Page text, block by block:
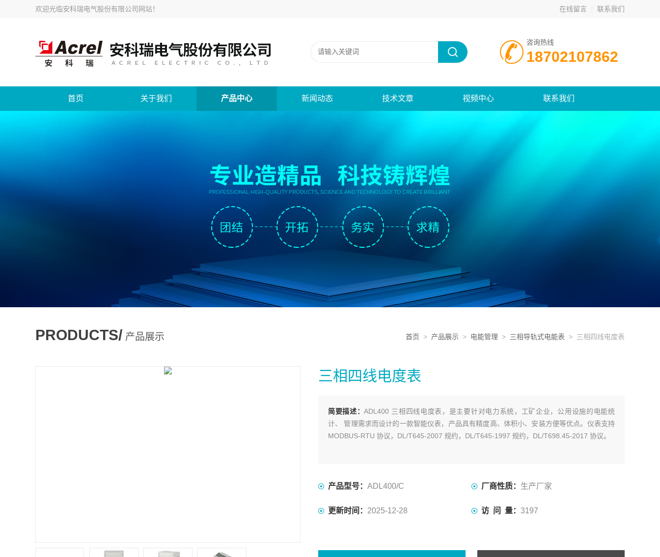
欢迎光临安科瑞电气股份有限公司网站！ 在线留言 联系我们
咨询热线
18702107862
首页 关于我们 产品中心 新闻动态 技术文章 视频中心 联系我们
PRODUCTS/ 产品展示 首页 > 产品展示 > 电能管理 > 三相导轨式电能表 > 三相四线电度表
三相四线电度表
简要描述：ADL400 三相四线电度表，是主要针对电力系统，工矿企业，公用设施的电能统
计、 管理需求而设计的一款智能仪表，产品具有精度高、体积小、安装方便等优点。仪表支持
MODBUS-RTU 协议，DL/T645-2007 规约，DL/T645-1997 规约，DL/T698.45-2017 协议。
产品型号： ADL400/C 厂商性质： 生产厂家
更新时间： 2025-12-28 访 问 量： 3197